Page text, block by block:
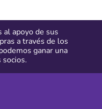
al apoyo de sus
a través de los
ganar una
socios.